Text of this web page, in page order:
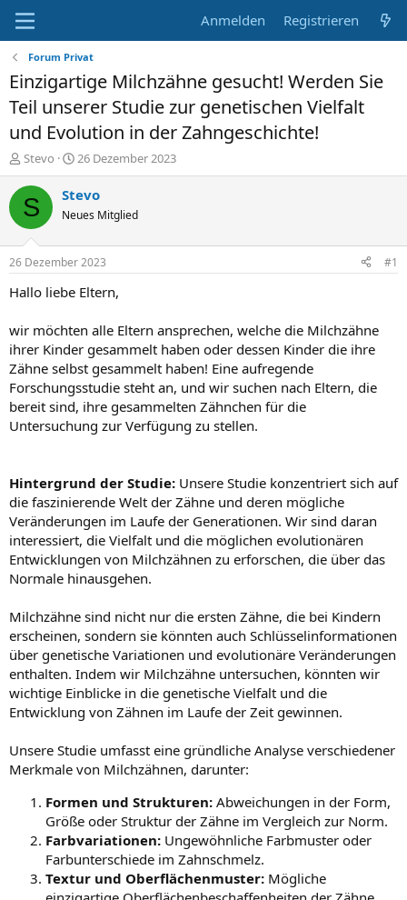
Anmelden Registrieren
Forum Privat
Einzigartige Milchzähne gesucht! Werden Sie
Teil unserer Studie zur genetischen Vielfalt
und Evolution in der Zahngeschichte!
E
r
s
t
e
r
Stevo
E
r
s
e
t
a
26 Dezember 2023
S Stevo
Neues Mitglied
26 Dezember 2023 #1
Hallo liebe Eltern,
wir möchten alle Eltern ansprechen, welche die Milchzähne
ihrer Kinder gesammelt haben oder dessen Kinder die ihre
Zähne selbst gesammelt haben! Eine aufregende
Forschungsstudie steht an, und wir suchen nach Eltern, die
bereit sind, ihre gesammelten Zähnchen für die
Untersuchung zur Verfügung zu stellen.
Hintergrund der Studie: Unsere Studie konzentriert sich auf
die faszinierende Welt der Zähne und deren mögliche
Veränderungen im Laufe der Generationen. Wir sind daran
interessiert, die Vielfalt und die möglichen evolutionären
Entwicklungen von Milchzähnen zu erforschen, die über das
Normale hinausgehen.
Milchzähne sind nicht nur die ersten Zähne, die bei Kindern
erscheinen, sondern sie könnten auch Schlüsselinformationen
über genetische Variationen und evolutionäre Veränderungen
enthalten. Indem wir Milchzähne untersuchen, könnten wir
wichtige Einblicke in die genetische Vielfalt und die
Entwicklung von Zähnen im Laufe der Zeit gewinnen.
Unsere Studie umfasst eine gründliche Analyse verschiedener
Merkmale von Milchzähnen, darunter:
Formen und Strukturen: Abweichungen in der Form,
Größe oder Struktur der Zähne im Vergleich zur Norm.
Farbvariationen: Ungewöhnliche Farbmuster oder
Farbunterschiede im Zahnschmelz.
Textur und Oberflächenmuster: Mögliche